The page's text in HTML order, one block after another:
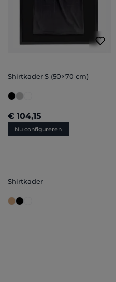
Shirtkader S (50×70 cm)
€ 104,15
Nu configureren
Shirtkader